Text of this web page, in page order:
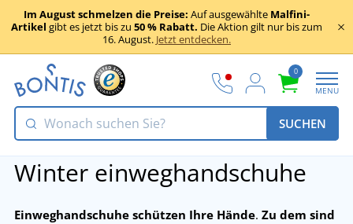
Im August schmelzen die Preise: Auf ausgewählte Malfini-
Artikel gibt es jetzt bis zu 50 % Rabatt. Die Aktion gilt nur bis zum
16. August. Jetzt entdecken.
0
MENU
SUCHEN
Winter einweghandschuhe
Einweghandschuhe schützen Ihre Hände. Zu dem sind